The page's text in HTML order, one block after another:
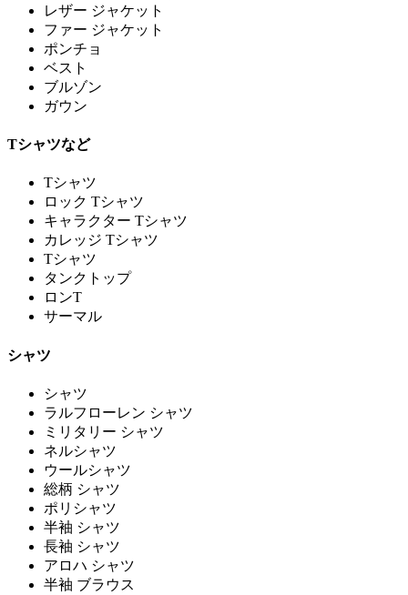
レザー ジャケット
ファー ジャケット
ポンチョ
ベスト
ブルゾン
ガウン
Tシャツなど
Tシャツ
ロック Tシャツ
キャラクター Tシャツ
カレッジ Tシャツ
Tシャツ
タンクトップ
ロンT
サーマル
シャツ
シャツ
ラルフローレン シャツ
ミリタリー シャツ
ネルシャツ
ウールシャツ
総柄 シャツ
ポリシャツ
半袖 シャツ
長袖 シャツ
アロハ シャツ
半袖 ブラウス